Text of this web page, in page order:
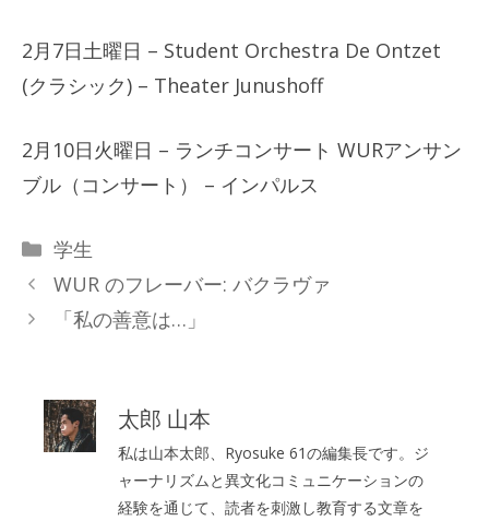
2月7日土曜日 – Student Orchestra De Ontzet
(クラシック) – Theater Junushoff
2月10日火曜日 – ランチコンサート WURアンサン
ブル（コンサート） – インパルス
カ
テ
学生
WUR のフレーバー: バクラヴァ
「私の善意は…」
太郎 山本
私は山本太郎、Ryosuke 61の編集長です。ジ
ャーナリズムと異文化コミュニケーションの
経験を通じて、読者を刺激し教育する文章を